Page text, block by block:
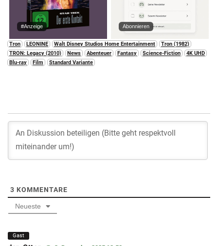
#Anzeige Abonnieren
Tron LEONINE Walt Disney Studios Home Entertainment
Tron (1982)
TRON: Legacy (2010)
News Abenteuer Fantasy Science-Fiction
4K UHD
Blu-ray
Film Standard Variante
3 KOMMENTARE
Neueste
Gast